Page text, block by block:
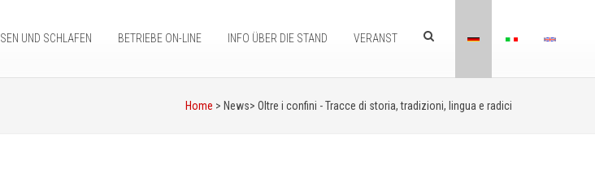
UND SCHLAFEN BETRIEBE ON-LINE INFO ÜBER DIE STAND VERANST
Home > News> Oltre i confini - Tracce di storia, tradizioni, lingua e radici